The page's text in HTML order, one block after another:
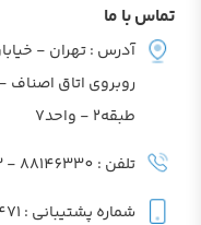
تماس با ما
آدرس : تهران -
طبقه2 - واحد7
تلفن : 88146330 - 88146323
شماره پشتیبانی : 09905283471